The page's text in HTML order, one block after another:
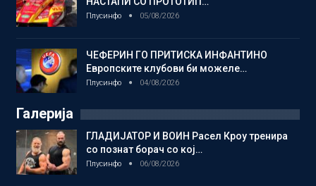
Плусинфо 05/08/2026
ЧЕФЕРИН ГО ПРИТИСКА ИНФАНТИНО
Европските клубови би можеле…
Плусинфо 04/08/2026
Галерија
ГЛАДИЈАТОР И ВОИН Расел Кроу тренира
со познат борач со кој…
Плусинфо 06/08/2026